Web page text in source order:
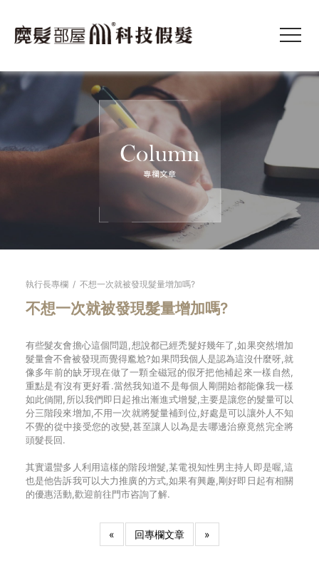
執行長專欄 / 不想一次就被發現髮量增加嗎?
不想一次就被發現髮量增加嗎?
有些髮友會擔心這個問題,想說都已經禿髮好幾年了,如果突然增加
髮量會不會被發現而覺得尷尬?如果問我個人是認為這沒什麼呀,就
像多年前的缺牙現在做了一顆全磁冠的假牙把他補起來一樣自然,
重點是有沒有更好看.當然我知道不是每個人剛開始都能像我一樣
如此倘開,所以我們即日起推出漸進式增髮,主要是讓您的髮量可以
分三階段來增加,不用一次就將髮量補到位,好處是可以讓外人不知
不覺的從中接受您的改變,甚至讓人以為是去哪邊治療竟然完全將
頭髮長回.
其實還蠻多人利用這樣的階段增髮,某電視知性男主持人即是喔,這
也是他告訴我可以大力推廣的方式,如果有興趣,剛好即日起有相關
的優惠活動,歡迎前往門市咨詢了解.
« 回專欄文章 »